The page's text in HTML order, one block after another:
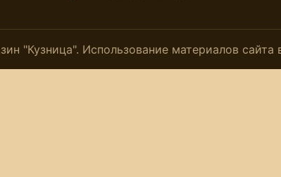
"Кузница". Использование материалов